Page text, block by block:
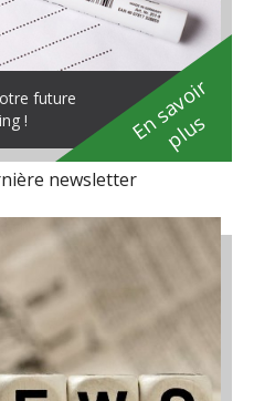
future
!
En savoir
plus
newsletter